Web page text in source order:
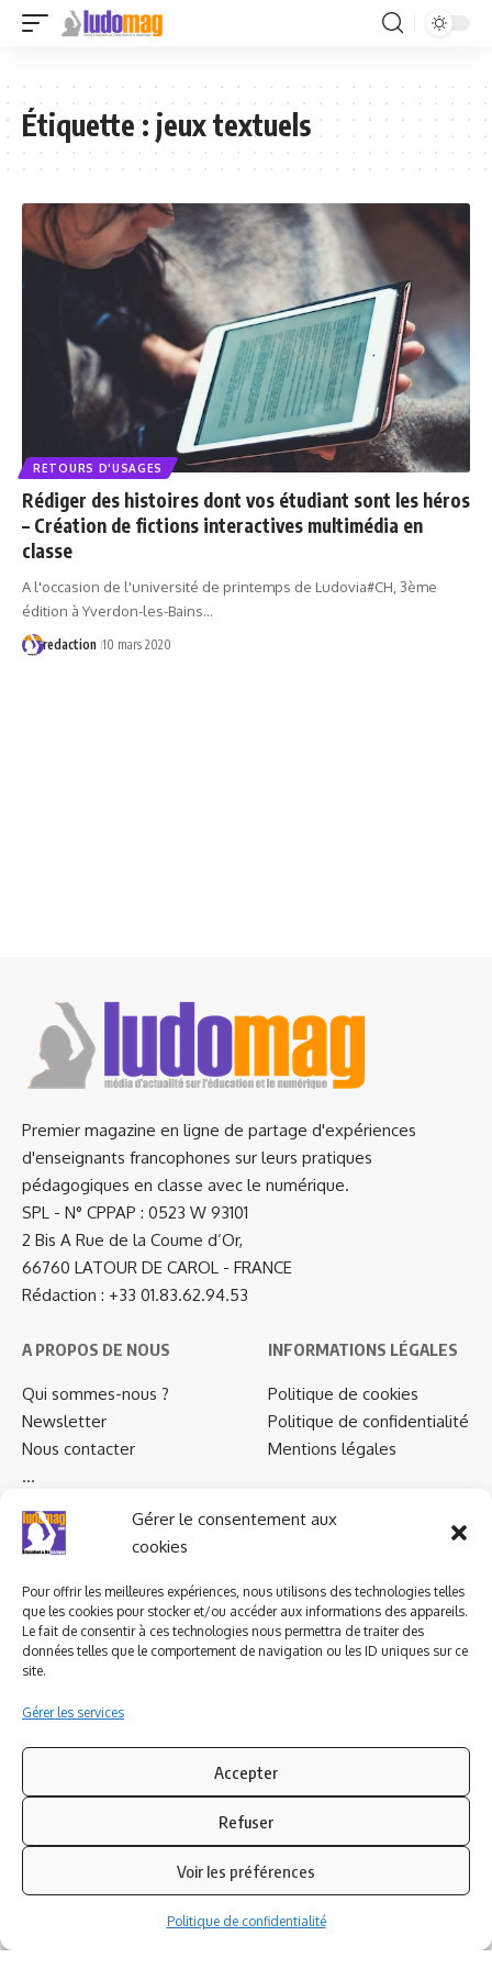
Gérer le consentement aux
cookies
Pour offrir les meilleures expériences, nous utilisons des technologies telles
que les cookies pour stocker et/ou accéder aux informations des appareils.
Le fait de consentir à ces technologies nous permettra de traiter des
données telles que le comportement de navigation ou les ID uniques sur ce
site.
Gérer les services
Accepter
Refuser
Voir les préférences
Politique de confidentialité
Étiquette :jeux textuels
RETOURS D'USAGES
Rédiger des histoires dont vos étudiant sont les héros
– Création de fictions interactives multimédia en
classe
A l'occasion de l'université de printemps de Ludovia#CH, 3ème
édition à Yverdon-les-Bains…
redaction 10 mars 2020
Premier magazine en ligne de partage d'expériences
d'enseignants francophones sur leurs pratiques
pédagogiques en classe avec le numérique.
SPL - N° CPPAP : 0523 W 93101
2 Bis A Rue de la Coume d’Or,
66760 LATOUR DE CAROL - FRANCE
Rédaction : +33 01.83.62.94.53
A PROPOS DE NOUS
Qui sommes-nous ?
Newsletter
Nous contacter
…
INFORMATIONS LÉGALES
Politique de cookies
Politique de confidentialité
Mentions légales
PARTENAIRES